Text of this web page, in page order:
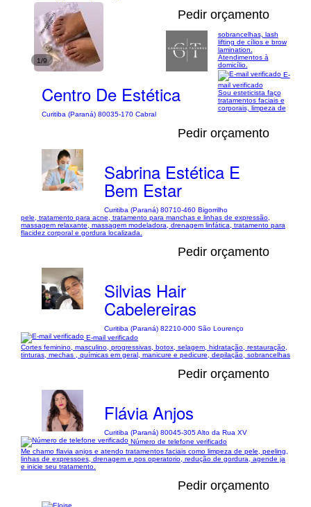
1/9
Pedir orçamento
Centro De Estética
Curitiba (Paraná) 80035-170 Cabral
sobrancelhas, lash
lifting de cílios e brow
lamination.
Atendimentos à
domicílio.
Pedir orçamento
Sabrina Estética E
Bem Estar
Curitiba (Paraná) 80710-460 Bigorrilho
E-
mail verificado
Sou esteticista faço
tratamentos faciais e
corporais, limpeza de
pele, tratamento para acne, tratamento para manchas e linhas de expressão,
massagem relaxante, massagem modeladora, drenagem linfática, tratamento para
flacidez corporal e gordura localizada.
Pedir orçamento
Silvias Hair
Cabelereiras
Curitiba (Paraná) 82210-000 São Lourenço
E-mail verificado
Cortes feminino, masculino, progressivas, botox, selagem, hidratação, restauração,
tinturas, mechas , químicas em geral, manicure e pedicure, depilação, sobrancelhas
Pedir orçamento
Flávia Anjos
Curitiba (Paraná) 80045-305 Alto da Rua XV
Número de telefone verificado
Me chamo flavia anjos e atendo tratamentos faciais como limpeza de pele, peeling,
linhas de expressoes, drenagem e pos operatorio, redução de gordura, agende ja
e inicie seu tratamento.
Pedir orçamento